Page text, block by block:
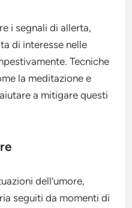
i segnali di allerta,
di interesse nelle
Tecniche
la meditazione e
a mitigare questi
dell’umore,
seguiti da momenti di